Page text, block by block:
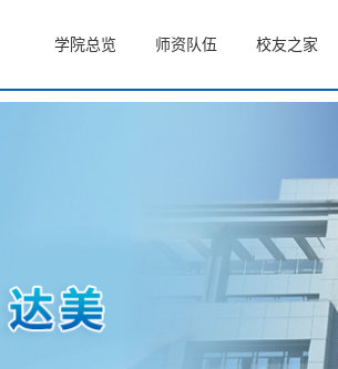
学院总览 师资队伍 校友之家